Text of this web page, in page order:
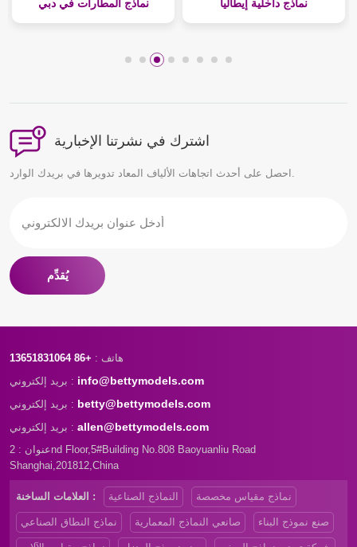
نماذج المطارات في دبي نماذج داخلية إيطاليا
اشترك في نشرتنا الإخبارية
يُقدِّم
هاتف : +86 13651831064
بريد إلكتروني : info@bettymodels.com
بريد إلكتروني : betty@bettymodels.com
بريد إلكتروني : allen@bettymodels.com
عنوان : 2nd Floor,5#Building No.808 Baoyuanliu Road
Shanghai,201812,China
العلامات الساخنة : النماذج الصناعية نماذج مقياس مخصصة
نماذج النطاق الصناعي صانعي النماذج المعمارية صنع نموذج البناء